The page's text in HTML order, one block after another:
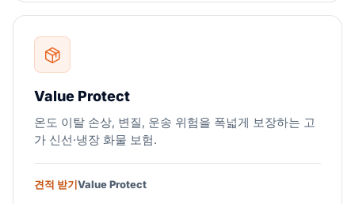
Value Protect
온도 이탈 손상, 변질, 운송 위험을 폭넓게 보장하는 고
가 신선·냉장 화물 보험.
견적 받기Value Protect